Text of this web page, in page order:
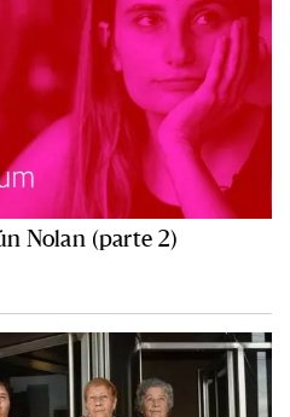
Nolan (parte 2)